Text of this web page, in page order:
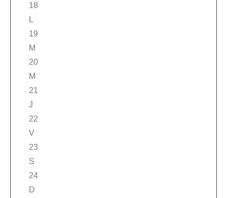
18
L
19
M
20
M
21
J
22
V
23
S
24
D